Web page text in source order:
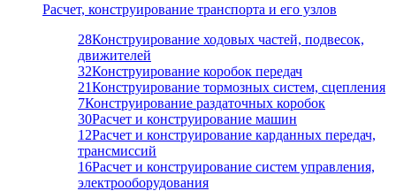
Расчет, конструирование транспорта и его узлов
28Конструирование ходовых частей, подвесок,
движителей
32Конструирование коробок передач
21Конструирование тормозных систем, сцепления
7Конструирование раздаточных коробок
30Расчет и конструирование машин
12Расчет и конструирование карданных передач,
трансмиссий
16Расчет и конструирование систем управления,
электрооборудования